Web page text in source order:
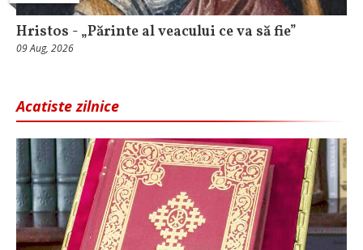
Hristos - „Părinte al veacului ce va să fie”
09 Aug, 2026
Acatiste zilnice